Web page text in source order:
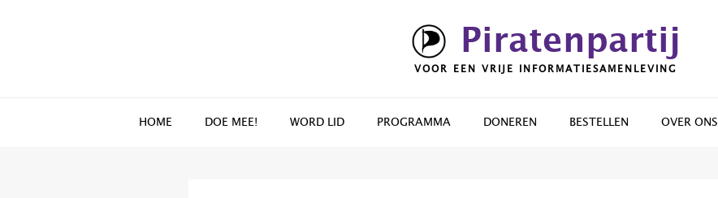
Piratenpartij
VOOR EEN VRIJE INFORMATIESAMENLEVING
HOME DOE MEE! WORD LID PROGRAMMA DONEREN BESTELLEN OVER ONS